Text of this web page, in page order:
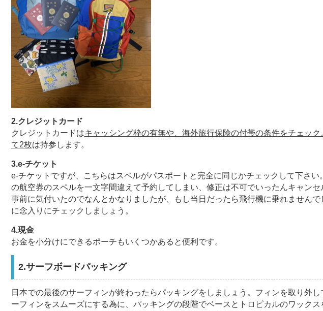
2.クレジットカード
クレジットカードはキャッシング枠の有無や、海外旅行保険の付帯の条件をチェッ
て2枚は持参します。
3.e-チケット
e-チケットですが、こちらはスペルがパスポートと完全に同じかチェックして下さ
の航空券のスペルを一文字間違えて予約してしまい、修正は不可でいったんキャンセ
事前に気付いたのでなんとかなりましたが、もし当日だったら飛行機に乗れません
に念入りにチェックしましょう。
4.現金
お金を小分けにできるポーチもいくつかあると便利です。
2.サーフボードパッキング
日本での最後のサーフィンが終わったらパッキングをしましょう。フィンを取り外
ーフィンをスムーズにする為に、パッキングの段階でベースとトロピカルのワック